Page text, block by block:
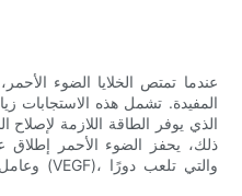
عندما تمتص الخلايا الضوء
المفيدة. تشمل هذه الاستجابات
ذلك، يحفز الضوء الأحمر إطلاق